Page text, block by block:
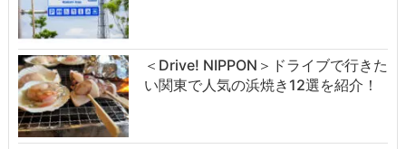
＜Drive! NIPPON＞ドライブで行きた
い関東で人気の浜焼き12選を紹介！